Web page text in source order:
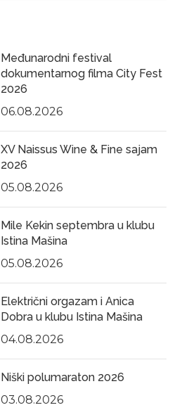
Međunarodni festival
dokumentarnog filma City Fest
2026
06.08.2026
XV Naissus Wine & Fine sajam
2026
05.08.2026
Mile Kekin septembra u klubu
Istina Mašina
05.08.2026
Električni orgazam i Anica
Dobra u klubu Istina Mašina
04.08.2026
Niški polumaraton 2026
03.08.2026